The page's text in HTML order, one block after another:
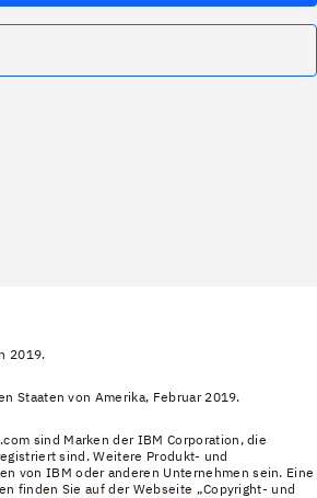
2019.
Staaten von Amerika, Februar 2019.
sind Marken der IBM Corporation, die
sind. Weitere Produkt‐ und
von IBM oder anderen Unternehmen sein. Eine
finden Sie auf der Webseite „Copyright- und